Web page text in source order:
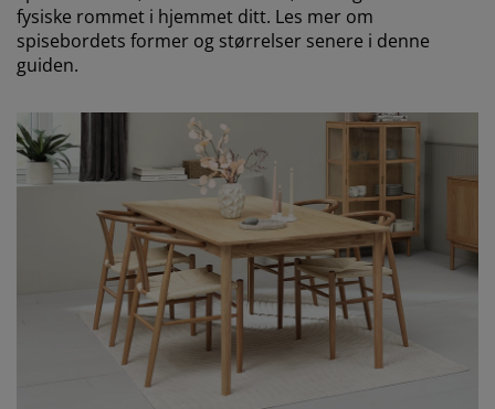
fysiske rommet i hjemmet ditt. Les mer om
spisebordets former og størrelser senere i denne
guiden.